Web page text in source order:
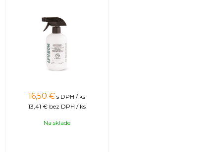
16,50 € s DPH / ks
13,41 € bez DPH / ks
Na sklade